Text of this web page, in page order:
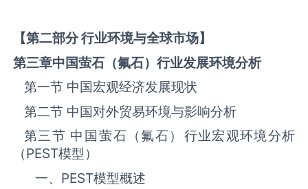
【第二部分 行业环境与全球市场】
第三章中国萤石（氟石）行业发展环境分析
第一节 中国宏观经济发展现状
第二节 中国对外贸易环境与影响分析
第三节 中国‌‌‌‌‌‌‌萤石（氟石）‌‌‌‌‌‌‌‌‌‌‌‌‌‌‌‌‌‌‌行业宏观环境分析
（PEST模型）
一、 PEST模型概述